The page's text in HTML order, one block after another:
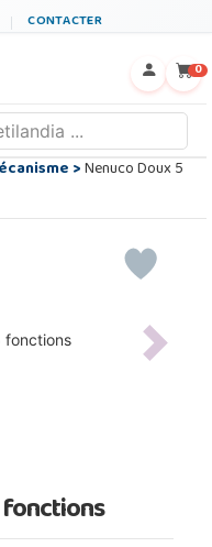
CONTACTER
0
>Nenuco Doux 5
Next